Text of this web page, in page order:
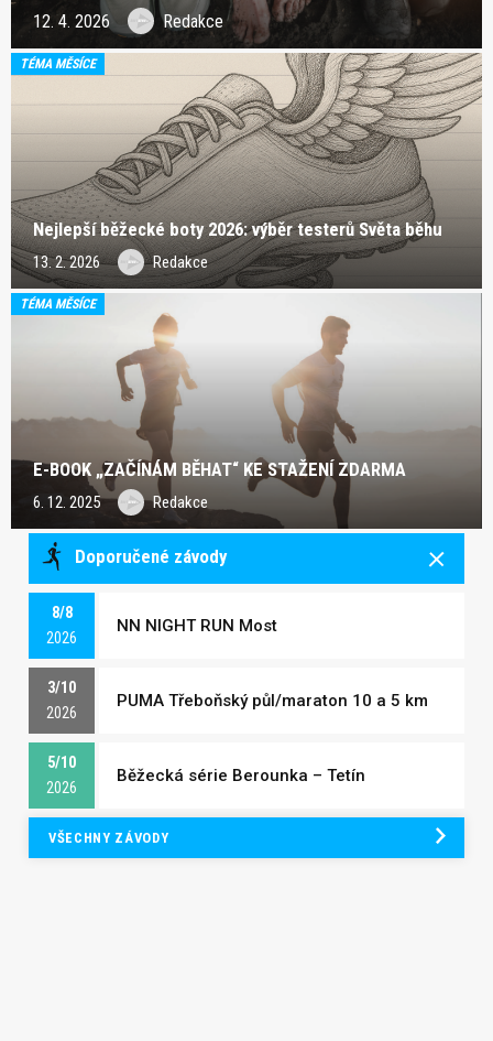
12. 4. 2026 Redakce
TÉMA MĚSÍCE
Nejlepší běžecké boty 2026: výběr testerů Světa běhu
13. 2. 2026 Redakce
TÉMA MĚSÍCE
E-BOOK „ZAČÍNÁM BĚHAT“ KE STAŽENÍ ZDARMA
6. 12. 2025 Redakce
Doporučené závody
8/8
2026
NN NIGHT RUN Most
3/10
2026
PUMA Třeboňský půl/maraton 10 a 5 km
5/10
2026
Běžecká série Berounka – Tetín
VŠECHNY ZÁVODY